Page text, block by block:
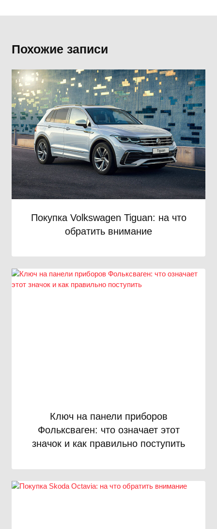
Похожие записи
Покупка Volkswagen Tiguan: на что
обратить внимание
Ключ на панели приборов
Фольксваген: что означает этот
значок и как правильно поступить